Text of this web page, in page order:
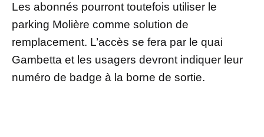
Les abonnés pourront toutefois utiliser le
parking Molière comme solution de
remplacement. L’accès se fera par le quai
Gambetta et les usagers devront indiquer leur
numéro de badge à la borne de sortie.